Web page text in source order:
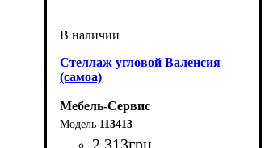
Стеллаж угловой Валенсия
(самоа)
Мебель-Сервис
113413
2 313грн